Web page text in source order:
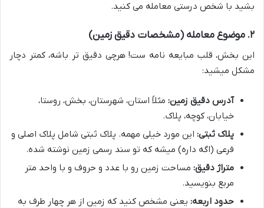
بشید با شخص درستی معامله می کنید.
۲. موضوع معامله (مشخصات دقیق زمین)
این بخش، قلب مبایعه نامه ست! هرچی دقیق تر باشه، کمتر دچار
مشکل میشید:
آدرس دقیق زمین: مثلاً استان، شهرستان، بخش، روستا،
خیابان، کوچه، پلاک.
پلاک ثبتی: این مورد خیلی مهمه. پلاک ثبتی شامل پلاک اصلی و
فرعی (اگه داره) میشه که تو سند رسمی زمین نوشته شده.
متراژ دقیق: مساحت زمین رو با عدد و حروف و با واحد متر
مربع بنویسید.
حدود اربعه: یعنی مشخص کنید که زمین از هر چهار طرف به